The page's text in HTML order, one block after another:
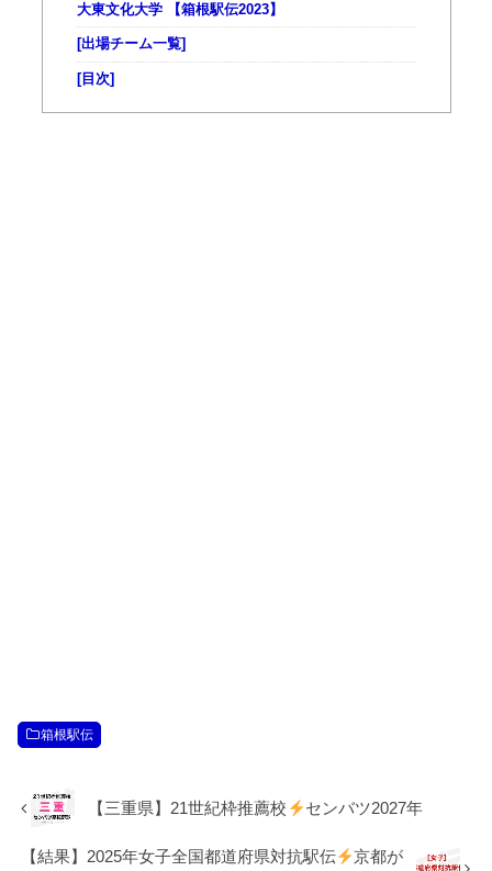
大東文化大学 【箱根駅伝2023】
[出場チーム一覧]
[目次]
箱根駅伝
【三重県】21世紀枠推薦校 センバツ2027年
【結果】2025年女子全国都道府県対抗駅伝
京都が